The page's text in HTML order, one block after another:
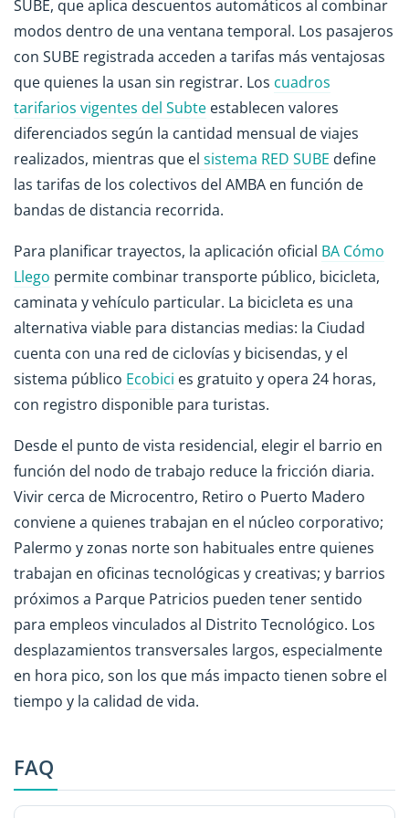
SUBE, que aplica descuentos automáticos al combinar
modos dentro de una ventana temporal. Los pasajeros
con SUBE registrada acceden a tarifas más ventajosas
que quienes la usan sin registrar. Los cuadros
tarifarios vigentes del Subte establecen valores
diferenciados según la cantidad mensual de viajes
realizados, mientras que el sistema RED SUBE define
las tarifas de los colectivos del AMBA en función de
bandas de distancia recorrida.
Para planificar trayectos, la aplicación oficial BA Cómo
Llego permite combinar transporte público, bicicleta,
caminata y vehículo particular. La bicicleta es una
alternativa viable para distancias medias: la Ciudad
cuenta con una red de ciclovías y bicisendas, y el
sistema público Ecobici es gratuito y opera 24 horas,
con registro disponible para turistas.
Desde el punto de vista residencial, elegir el barrio en
función del nodo de trabajo reduce la fricción diaria.
Vivir cerca de Microcentro, Retiro o Puerto Madero
conviene a quienes trabajan en el núcleo corporativo;
Palermo y zonas norte son habituales entre quienes
trabajan en oficinas tecnológicas y creativas; y barrios
próximos a Parque Patricios pueden tener sentido
para empleos vinculados al Distrito Tecnológico. Los
desplazamientos transversales largos, especialmente
en hora pico, son los que más impacto tienen sobre el
tiempo y la calidad de vida.
FAQ